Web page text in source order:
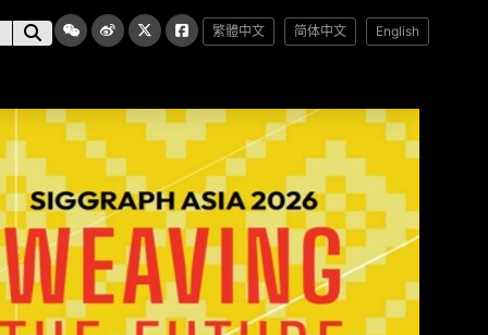
繁體中文 简体中文 English